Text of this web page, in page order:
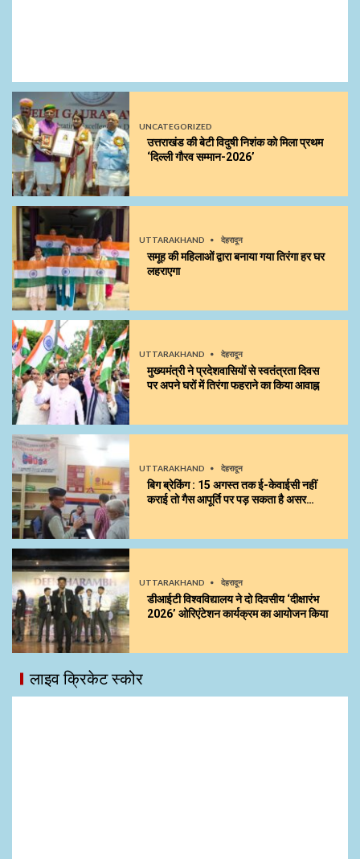
UNCATEGORIZED
उत्तराखंड की बेटी विदुषी निशंक को मिला प्रथम
‘दिल्ली गौरव सम्मान-2026’
UTTARAKHAND देहरादून
समूह की महिलाओं द्वारा बनाया गया तिरंगा हर घर
लहराएगा
UTTARAKHAND देहरादून
मुख्यमंत्री ने प्रदेशवासियों से स्वतंत्रता दिवस
पर अपने घरों में तिरंगा फहराने का किया आवाह्न
UTTARAKHAND देहरादून
बिग ब्रेकिंग : 15 अगस्त तक ई-केवाईसी नहीं
कराई तो गैस आपूर्ति पर पड़ सकता है असर…
UTTARAKHAND देहरादून
डीआईटी विश्वविद्यालय ने दो दिवसीय ‘दीक्षारंभ
2026’ ओरिएंटेशन कार्यक्रम का आयोजन किया
लाइव क्रिकेट स्कोर